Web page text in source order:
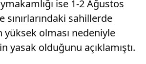
ise 1-2 Ağustos
sahillerde
olması nedeniyle
yasak olduğunu açıklamıştı.